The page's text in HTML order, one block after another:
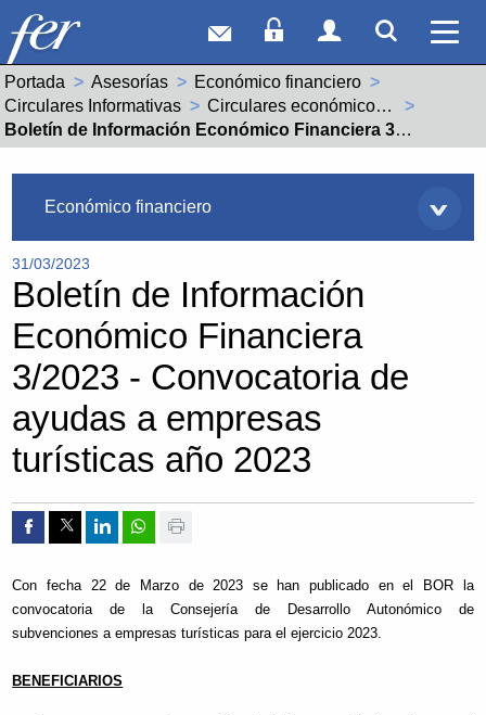
Correo webAcceso Socios
Acceso
Portada Asesorías
Económico financiero
Circulares Informativas
Circulares económico financieras año 2023
Actual:
Boletín de Información Económico Financiera 3/2023 - Convocatoria de ayudas a empresas turísticas año 2023
Económico financiero
31/03/2023
Boletín de Información
Económico Financiera
3/2023 - Convocatoria de
ayudas a empresas
turísticas año 2023
Compartir por Facebook
Compartir por Twitter
Compartir por Linkedin
Compartir por whatsapp
Imprimir
Con fecha 22 de Marzo de 2023 se han publicado en el BOR la
convocatoria de la Consejería de Desarrollo Autonómico de
subvenciones a empresas turísticas para el ejercicio 2023.
BENEFICIARIOS